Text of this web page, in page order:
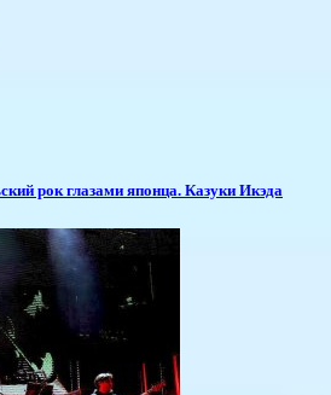
рок глазами японца. Казуки Икэда